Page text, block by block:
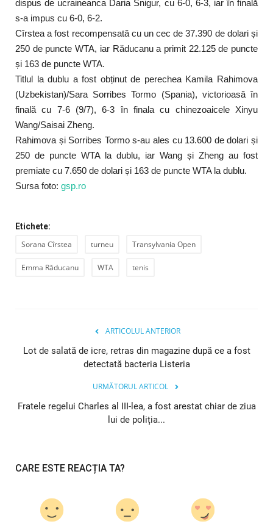
dispus de ucraineanca Daria Snigur, cu 6-0, 6-3, iar în finală
s-a impus cu 6-0, 6-2.
Cîrstea a fost recompensată cu un cec de 37.390 de dolari și
250 de puncte WTA, iar Răducanu a primit 22.125 de puncte
și 163 de puncte WTA.
Titlul la dublu a fost obținut de perechea Kamila Rahimova
(Uzbekistan)/Sara Sorribes Tormo (Spania), victorioasă în
finală cu 7-6 (9/7), 6-3 în finala cu chinezoaicele Xinyu
Wang/Saisai Zheng.
Rahimova și Sorribes Tormo s-au ales cu 13.600 de dolari și
250 de puncte WTA la dublu, iar Wang și Zheng au fost
premiate cu 7.650 de dolari și 163 de puncte WTA la dublu.
Sursa foto: gsp.ro
Etichete:
Sorana Cîrstea turneu Transylvania Open
Emma Răducanu WTA tenis
ARTICOLUL ANTERIOR
Lot de salată de icre, retras din magazine după ce a fost
detectată bacteria Listeria
URMĂTORUL ARTICOL
Fratele regelui Charles al III-lea, a fost arestat chiar de ziua
lui de poliția...
CARE ESTE REACȚIA TA?